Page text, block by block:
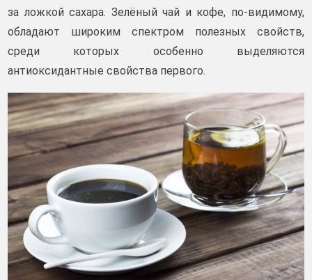
за ложкой сахара. Зелёный чай и кофе, по-видимому,
обладают широким спектром полезных свойств,
среди которых особенно выделяются
антиоксидантные свойства первого.